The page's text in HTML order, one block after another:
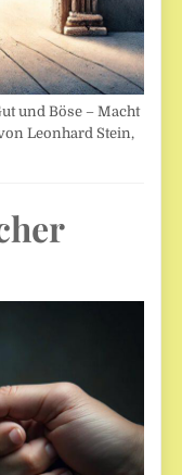
und Böse – Macht
Leonhard Stein,